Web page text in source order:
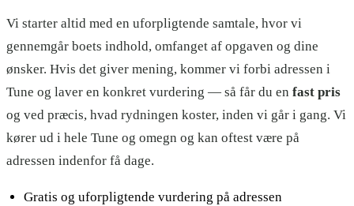
Vi starter altid med en uforpligtende samtale, hvor vi
gennemgår boets indhold, omfanget af opgaven og dine
ønsker. Hvis det giver mening, kommer vi forbi adressen i
Tune og laver en konkret vurdering — så får du en fast pris
og ved præcis, hvad rydningen koster, inden vi går i gang. Vi
kører ud i hele Tune og omegn og kan oftest være på
adressen indenfor få dage.
Gratis og uforpligtende vurdering på adressen